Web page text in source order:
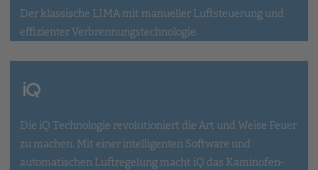
Der klassische LIMA mit manueller Luftsteuerung und
effizienter Verbrennungstechnologie.
Die iQ Technologie revolutioniert die Art und Weise Feuer
zu machen. Mit einer intelligenten Software und
automatischen Luftregelung macht iQ das Kaminofen-